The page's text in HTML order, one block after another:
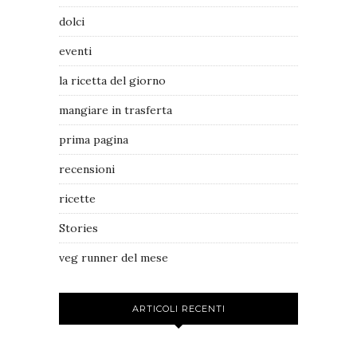
dolci
eventi
la ricetta del giorno
mangiare in trasferta
prima pagina
recensioni
ricette
Stories
veg runner del mese
ARTICOLI RECENTI